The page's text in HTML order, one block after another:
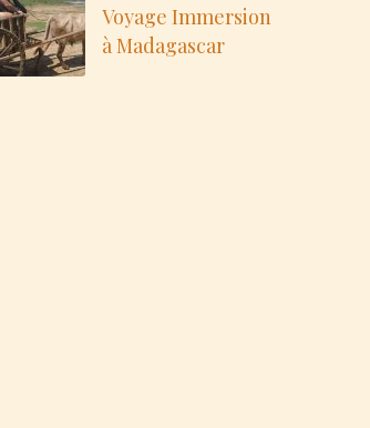
Voyage Immersion
à Madagascar